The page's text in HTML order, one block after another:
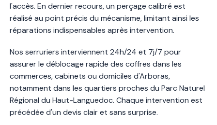
l'accès. En dernier recours, un perçage calibré est
réalisé au point précis du mécanisme, limitant ainsi les
réparations indispensables après intervention.
Nos serruriers interviennent 24h/24 et 7j/7 pour
assurer le déblocage rapide des coffres dans les
commerces, cabinets ou domiciles d'Arboras,
notamment dans les quartiers proches du Parc Naturel
Régional du Haut-Languedoc. Chaque intervention est
précédée d'un devis clair et sans surprise.